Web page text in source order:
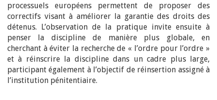
processuels européens permettent de proposer des
correctifs visant à améliorer la garantie des droits des
détenus. L’observation de la pratique invite ensuite à
penser la discipline de manière plus globale, en
cherchant à éviter la recherche de « l’ordre pour l’ordre »
et à réinscrire la discipline dans un cadre plus large,
participant également à l’objectif de réinsertion assigné à
l’institution pénitentiaire.